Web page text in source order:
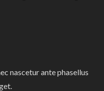
nascetur ante phasellus